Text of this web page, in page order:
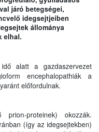
járó betegségei,
idegsejtjeiben
állománya
elhal.
alatt a gazdaszervezet
encephalopathiák a
előfordulnak.
proteinek) okozzák.
(így az idegsejtekben)